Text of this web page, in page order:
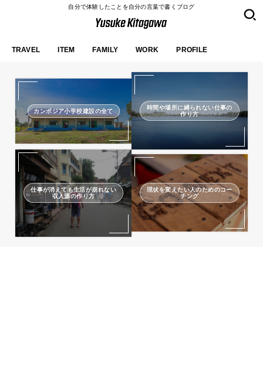
自分で体験したことを自分の言葉で書くブログ
TRAVEL ITEM FAMILY WORK PROFILE
カンボジア小学校建設の全て
時間や場所に縛られない仕事の
作り方
仕事が消えても生活が崩れない
収入源の作り方
現状を変えたい人のためのコー
チング